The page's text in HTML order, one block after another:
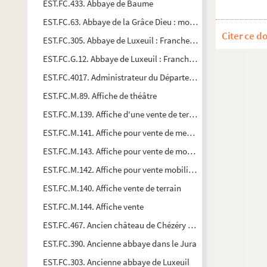
EST.FC.433. Abbaye de Baume
EST.FC.63. Abbaye de la Grâce Dieu : monastère de
EST.FC.305. Abbaye de Luxeuil : Franche-Comté
EST.FC.G.12. Abbaye de Luxeuil : Franche-Comté
EST.FC.4017. Administrateur du Département
EST.FC.M.89. Affiche de théâtre
EST.FC.M.139. Affiche d'une vente de terrain
EST.FC.M.141. Affiche pour vente de meubles
EST.FC.M.143. Affiche pour vente de mobilier
EST.FC.M.142. Affiche pour vente mobilière
EST.FC.M.140. Affiche vente de terrain
EST.FC.M.144. Affiche vente
EST.FC.467. Ancien château de Chézéry (Jura)
EST.FC.390. Ancienne abbaye dans le Jura
EST.FC.303. Ancienne abbaye de Luxeuil
Citer ce